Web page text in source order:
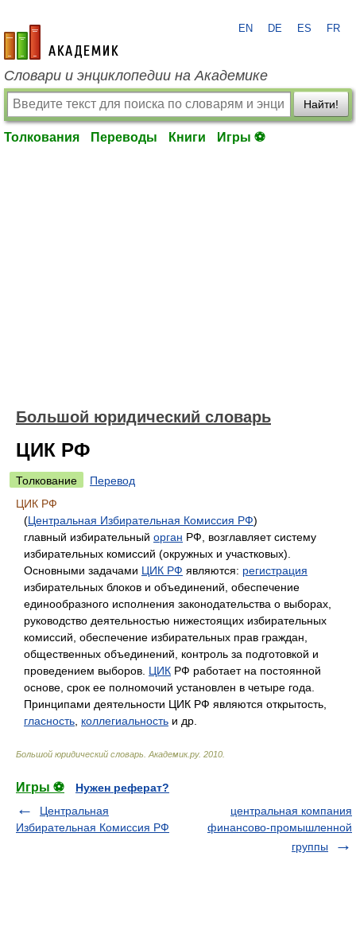
academic.ru
EN DE ES FR
Словари и энциклопедии на Академике
Найти!
Толкования Переводы Книги Игры ⚽
Большой юридический словарь
ЦИК РФ
Толкование
Перевод
ЦИК РФ
(Центральная Избирательная Комиссия РФ)
главный избирательный орган РФ, возглавляет систему
избирательных комиссий (окружных и участковых).
Основными задачами ЦИК РФ являются: регистрация
избирательных блоков и объединений, обеспечение
единообразного исполнения законодательства о выборах,
руководство деятельностью нижестоящих избирательных
комиссий, обеспечение избирательных прав граждан,
общественных объединений, контроль за подготовкой и
проведением выборов. ЦИК РФ работает на постоянной
основе, срок ее полномочий установлен в четыре года.
Принципами деятельности ЦИК РФ являются открытость,
гласность коллегиальность и др.
Большой юридический словарь Академик.ру. 2010
Игры ⚽
Нужен реферат?
Центральная
Избирательная Комиссия РФ
центральная компания
финансово-промышленной
группы